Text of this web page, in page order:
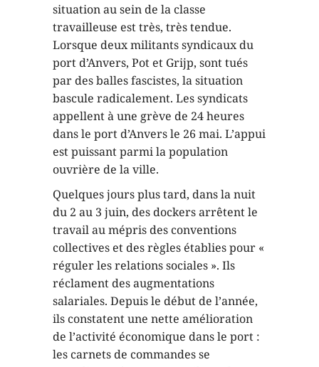
situation au sein de la classe
travailleuse est très, très tendue.
Lorsque deux militants syndicaux du
port d’Anvers, Pot et Grijp, sont tués
par des balles fascistes, la situation
bascule radicalement. Les syndicats
appellent à une grève de 24 heures
dans le port d’Anvers le 26 mai. L’appui
est puissant parmi la population
ouvrière de la ville.
Quelques jours plus tard, dans la nuit
du 2 au 3 juin, des dockers arrêtent le
travail au mépris des conventions
collectives et des règles établies pour «
réguler les relations sociales ». Ils
réclament des augmentations
salariales. Depuis le début de l’année,
ils constatent une nette amélioration
de l’activité économique dans le port :
les carnets de commandes se